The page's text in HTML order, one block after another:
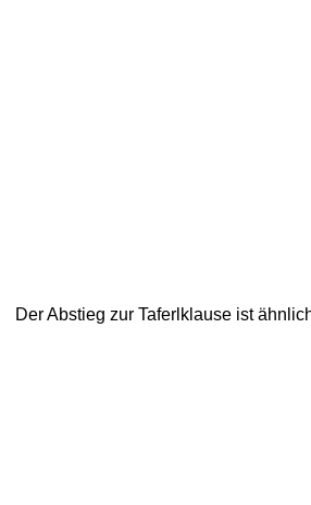
Der Abstieg zur Taferlklause ist